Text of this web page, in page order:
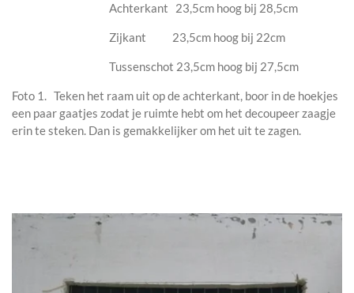
Achterkant 23,5cm hoog bij 28,5cm
Zijkant 23,5cm hoog bij 22cm
Tussenschot 23,5cm hoog bij 27,5cm
Foto 1. Teken het raam uit op de achterkant, boor in de hoekjes
een paar gaatjes zodat je ruimte hebt om het decoupeer zaagje
erin te steken. Dan is gemakkelijker om het uit te zagen.